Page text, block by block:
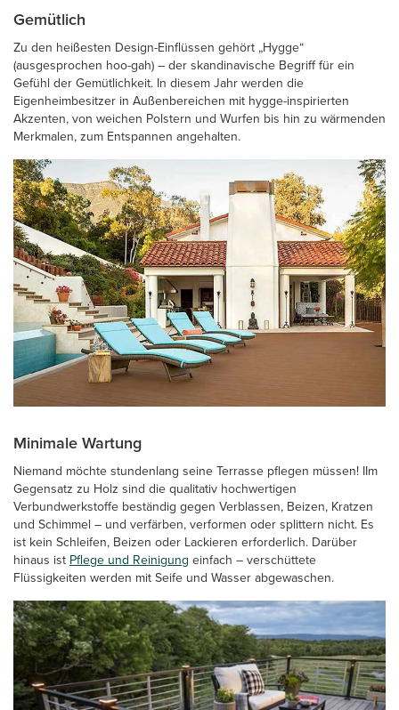
Gemütlich
Zu den heißesten Design-Einflüssen gehört „Hygge“
(ausgesprochen hoo-gah) – der skandinavische Begriff für ein
Gefühl der Gemütlichkeit. In diesem Jahr werden die
Eigenheimbesitzer in Außenbereichen mit hygge-inspirierten
Akzenten, von weichen Polstern und Wurfen bis hin zu wärmenden
Merkmalen, zum Entspannen angehalten.
Minimale Wartung
Niemand möchte stundenlang seine Terrasse pflegen müssen! IIm
Gegensatz zu Holz sind die qualitativ hochwertigen
Verbundwerkstoffe beständig gegen Verblassen, Beizen, Kratzen
und Schimmel – und verfärben, verformen oder splittern nicht. Es
ist kein Schleifen, Beizen oder Lackieren erforderlich. Darüber
hinaus ist Pflege und Reinigung einfach – verschüttete
Flüssigkeiten werden mit Seife und Wasser abgewaschen.